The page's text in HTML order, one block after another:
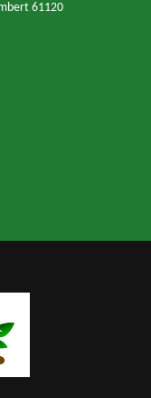
61120